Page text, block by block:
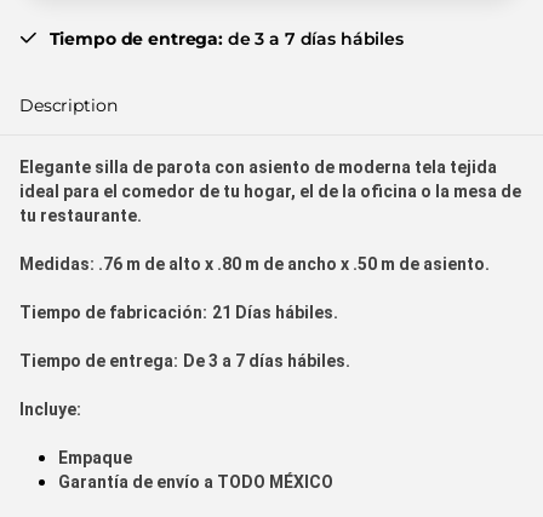
Tiempo de entrega: de 3 a 7 días hábiles
Description
Elegante silla de parota con asiento de moderna tela tejida
ideal para el comedor de tu hogar, el de la oficina o la mesa de
tu restaurante.
Medidas: .76 m de alto x .80 m de ancho x .50 m de asiento.
Tiempo de fabricación: 21 Días hábiles.
Tiempo de entrega: De 3 a 7 días hábiles.
Incluye:
Empaque
Garantía de envío a TODO MÉXICO